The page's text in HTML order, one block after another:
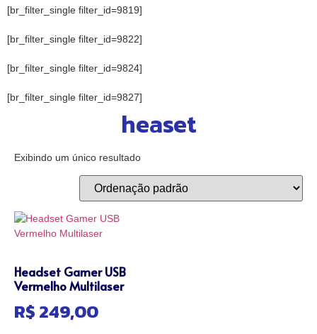
[br_filter_single filter_id=9819]
[br_filter_single filter_id=9822]
[br_filter_single filter_id=9824]
[br_filter_single filter_id=9827]
heaset
Exibindo um único resultado
Headset Gamer USB
Vermelho Multilaser
R$249,00